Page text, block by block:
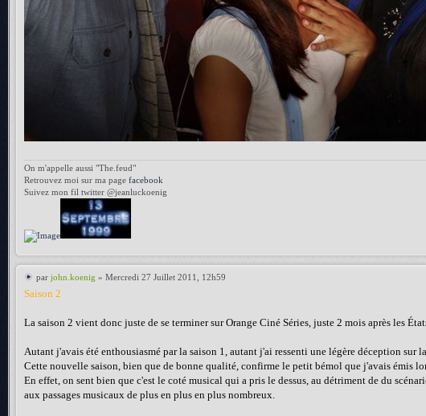
On m'appelle aussi "The.feud"
Retrouvez moi sur ma page facebook
Suivez mon fil twitter @jeanluckoenig
par john.koenig » Mercredi 27 Juillet 2011, 12h59
Saison 2
La saison 2 vient donc juste de se terminer sur Orange Ciné Séries, juste 2 mois après les
Autant j'avais été enthousiasmé par la saison 1, autant j'ai ressenti une légère déception sur la
Cette nouvelle saison, bien que de bonne qualité, confirme le petit bémol que j'avais émis
En effet, on sent bien que c'est le coté musical qui a pris le dessus, au détriment de du
aux passages musicaux de plus en plus en plus nombreux.